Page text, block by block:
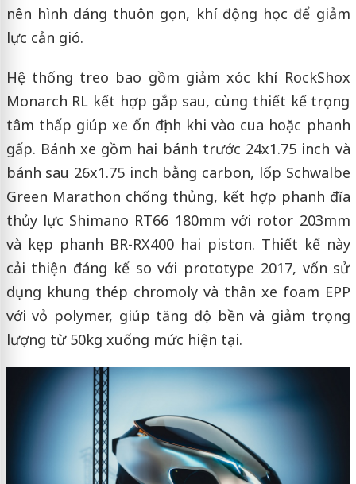
nên hình dáng thuôn gọn, khí động học để giảm
lực cản gió.
Hệ thống treo bao gồm giảm xóc khí RockShox
Monarch RL kết hợp gắp sau, cùng thiết kế trọng
tâm thấp giúp xe ổn định khi vào cua hoặc phanh
gấp. Bánh xe gồm hai bánh trước 24x1.75 inch và
bánh sau 26x1.75 inch bằng carbon, lốp Schwalbe
Green Marathon chống thủng, kết hợp phanh đĩa
thủy lực Shimano RT66 180mm với rotor 203mm
và kẹp phanh BR-RX400 hai piston. Thiết kế này
cải thiện đáng kể so với prototype 2017, vốn sử
dụng khung thép chromoly và thân xe foam EPP
với vỏ polymer, giúp tăng độ bền và giảm trọng
lượng từ 50kg xuống mức hiện tại.